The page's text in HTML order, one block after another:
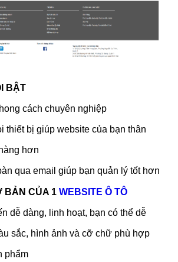
BẬT
cách chuyên nghiệp
thiết bị giúp website của bạn thân
hơn
qua email giúp bạn quản lý tốt hơn
BẢN CỦA 1 WEBSITE Ô TÔ
dễ dàng, linh hoạt, bạn có thể dễ
sắc, hình ảnh và cỡ chữ phù hợp
phẩm